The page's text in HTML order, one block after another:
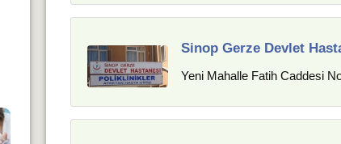
Sinop Gerze Devlet
Yeni Mahalle Fatih Caddesi